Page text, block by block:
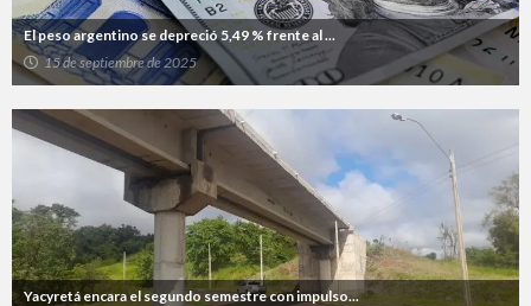
El peso argentino se depreció 5,49 % frente al ...
15 de septiembre de 2025
Yacyretá encara el segundo semestre con impulso...